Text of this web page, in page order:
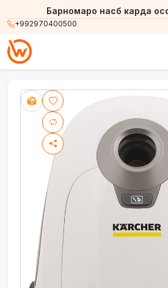
+992970400500
Барномаро насб карда